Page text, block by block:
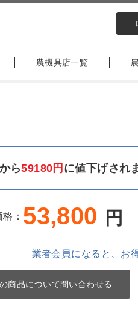
農機具店一覧
から59180円 に値下げされ
： 53,800 円
業者会員になると、お
商品について問い合わせる